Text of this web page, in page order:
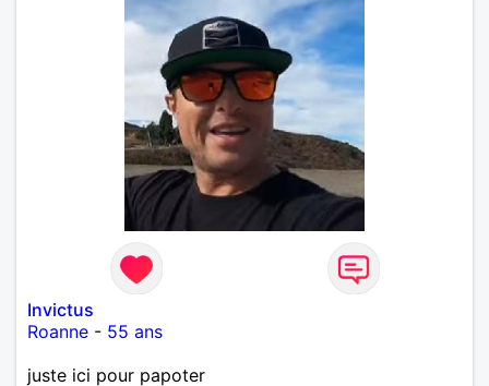
Invictus
Roanne - 55 ans
juste ici pour papoter